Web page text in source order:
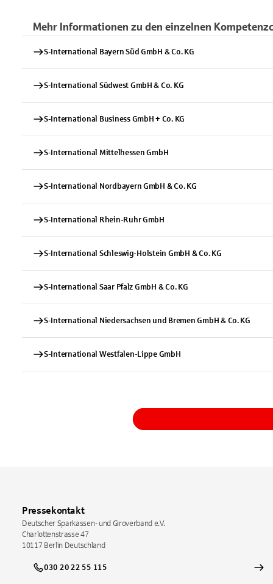
Mehr Informationen zu den einzelnen
S-International Bayern Süd GmbH & Co. KG
S-International Südwest GmbH & Co. KG
S-International Business GmbH + Co. KG
S-International Mittelhessen GmbH
S-International Nordbayern GmbH & Co. KG
S-International Rhein-Ruhr GmbH
S-International Schleswig-Holstein GmbH & Co. KG
S-International Saar Pfalz GmbH & Co. KG
S-International Niedersachsen und Bremen GmbH & Co. KG
S-International Westfalen-Lippe GmbH
Pressekontakt
Deutscher Sparkassen- und Giroverband e.V.
Charlottenstrasse 47
10117 Berlin Deutschland
030 20 22 55 115